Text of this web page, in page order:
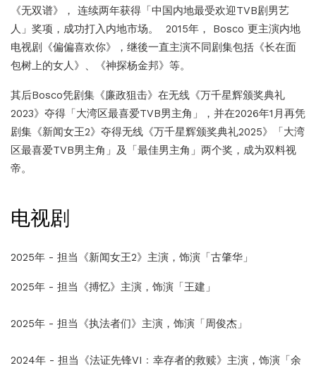
《无双谱》， 连续两年获得「中国内地最受欢迎TVB剧男艺
人」奖项，成功打入内地市场。 2015年， Bosco 更主演内地
电视剧《偏偏喜欢你》，继後一直主演不同剧集包括《长在面
包树上的女人》、《神探杨金邦》等。
其后Bosco凭剧集《廉政狙击》在无线《万千星辉颁奖典礼
2023》夺得「大湾区最喜爱TVB男主角」，并在2026年1月再凭
剧集《新闻女王2》夺得无线《万千星辉颁奖典礼2025》「大湾
区最喜爱TVB男主角」及「最佳男主角」两个奖，成为双料视
帝。
电视剧
2025年 - 担当《新闻女王2》主演，饰演「古肇华」
2025年 - 担当《搏忆》主演，饰演「王建」
2025年 - 担当《执法者们》主演，饰演「周俊杰」
2024年 - 担当《法证先锋VI﹕幸存者的救赎》主演，饰演「余